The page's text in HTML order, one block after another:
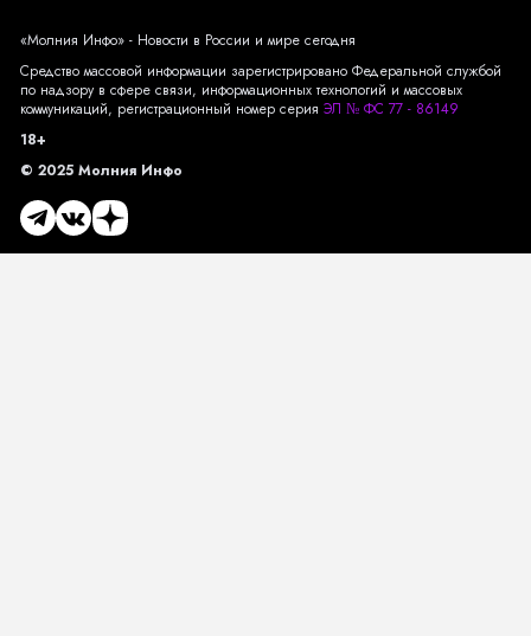
«Молния Инфо» - Новости в России и мире сегодня
Средство массовой информации зарегистрировано Федеральной службой
по надзору в сфере связи, информационных технологий и массовых
коммуникаций, регистрационный номер серия ЭЛ № ФС 77 - 86149
18+
© 2025 Молния Инфо